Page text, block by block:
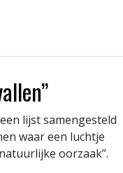
lijst samengesteld
waar een luchtje
oorzaak”.